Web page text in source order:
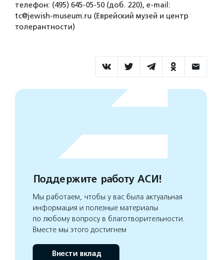
телефон: (495) 645-05-50 (доб. 220), е-mail:
tc@jewish-museum.ru (Еврейский музей и центр
толерантности)
Поддержите работу АСИ!
Мы работаем, чтобы у вас была актуальная
информация и полезные материалы
по любому вопросу в благотворительности.
Вместе мы этого достигнем
Внести вклад